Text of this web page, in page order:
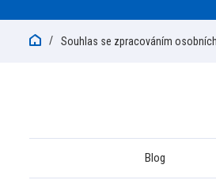
Souhlas se zpracováním
Blog